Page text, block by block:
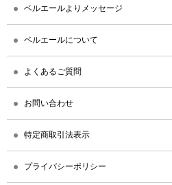
ベルエールよりメッセージ
ベルエールについて
よくあるご質問
お問い合わせ
特定商取引法表示
プライバシーポリシー